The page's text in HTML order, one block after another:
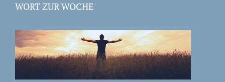
WORT ZUR WOCHE